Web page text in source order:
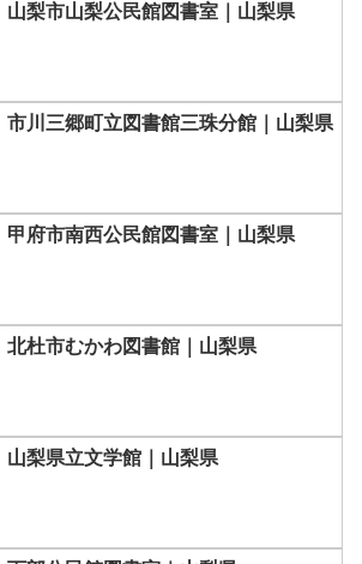
山梨市山梨公民館図書室｜山梨県
市川三郷町立図書館三珠分館｜山梨県
甲府市南西公民館図書室｜山梨県
北杜市むかわ図書館｜山梨県
山梨県立文学館｜山梨県